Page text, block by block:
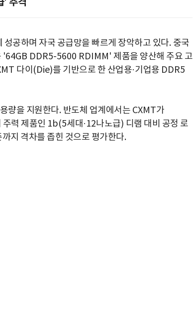
'
성공하며 자국 공급망을 빠르게 장악하고 있다. 중국
'64GB DDR5-5600 RDIMM' 제품을 양산해 주요 고
다이 (Die)를 기반으로 한 산업용·기업용 DDR5
용량을 지원한다. 반도체 업계에서는 CXMT가
력 제품인 1b(5세대 ·12나노급) 디램 대비 공정 로
까지 격차를 좁힌 것으로 평가한다.